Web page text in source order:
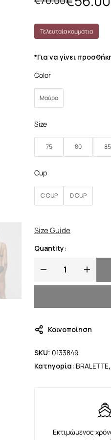
Τελευταία κομμάτια
*Για να γίνει
Color
Μαύρο
Size
75 80 85
Cup
C CUP D CUP
Size Guide
Quantity:
Κοινοποίηση
SKU: 0133849
Κατηγορία: BRALETTE,
Εκτιμώμενος